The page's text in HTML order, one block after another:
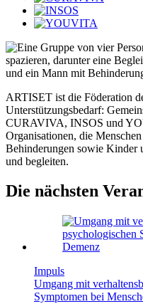
ARTISET ist die Föderation
Unterstützungsbedarf:
CURAVIVA, INSOS und
Organisationen, die
Behinderungen sowie Kinder
und begleiten.
Die nächsten
Impuls
Umgang mit
Symptomen bei